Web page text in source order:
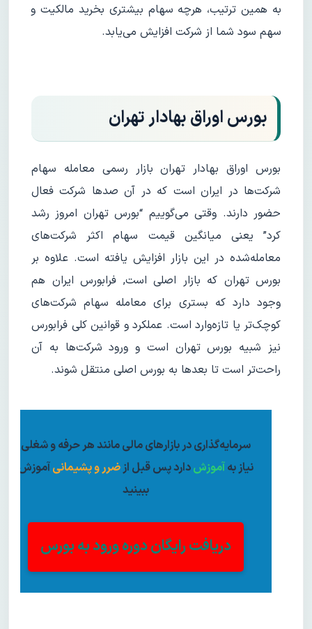
به همین ترتیب، هرچه سهام بیشتری بخرید مالکیت و
سهم سود شما از شرکت افزایش می‌یابد.
بورس اوراق بهادار تهران
بورس اوراق بهادار تهران بازار رسمی معامله سهام
شرکت‌ها در ایران است که در آن صدها شرکت فعال
حضور دارند. وقتی می‌گوییم “بورس تهران امروز رشد
کرد” یعنی میانگین قیمت سهام اکثر شرکت‌های
معامله‌شده در این بازار افزایش یافته است. علاوه بر
بورس تهران که بازار اصلی است, فرابورس ایران هم
وجود دارد که بستری برای معامله سهام شرکت‌های
کوچک‌تر یا تازه‌وارد است. عملکرد و قوانین کلی فرابورس
نیز شبیه بورس تهران است و ورود شرکت‌ها به آن
راحت‌تر است تا بعدها به بورس اصلی منتقل شوند.
سرمایه‌گذاری در بازار‌های مالی مانند هر حرفه و شغلی
نیاز بهآموزشدارد پس قبل از ضرر و پشیمانیآموزش
ببینید
دریافت رایگان دوره ورود به بورس